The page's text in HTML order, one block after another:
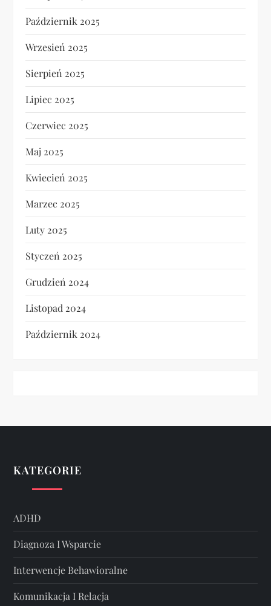
Październik 2025
Wrzesień 2025
Sierpień 2025
Lipiec 2025
Czerwiec 2025
Maj 2025
Kwiecień 2025
Marzec 2025
Luty 2025
Styczeń 2025
Grudzień 2024
Listopad 2024
Październik 2024
KATEGORIE
ADHD
Diagnoza I Wsparcie
Interwencje Behawioralne
Komunikacja I Relacja